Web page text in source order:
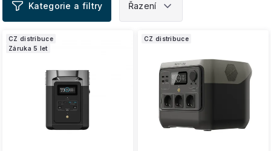
V
ý
CZ distribuce
Záruka 5 let
CZ distribuce